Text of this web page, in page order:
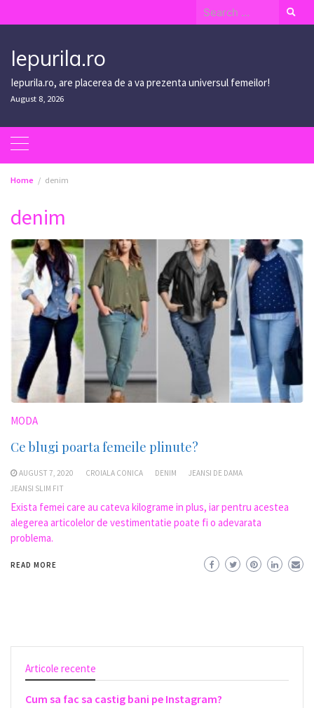
to
Search
for:
Iepurila.ro
Iepurila.ro, are placerea de a va prezenta universul femeilor!
August 8, 2026
Home denim
denim
MODA
Ce blugi poarta femeile plinute?
AUGUST 7, 2020 CROIALA CONICA DENIM
JEANSI DE DAMA
JEANSI SLIM FIT
Exista femei care au cateva kilograme in plus, iar pentru acestea
alegerea articolelor de vestimentatie poate fi o adevarata
problema.
READ MORE
Articole recente
Cum sa fac sa castig bani pe Instagram?